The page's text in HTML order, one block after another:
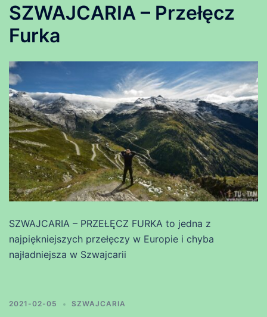
SZWAJCARIA – Przełęcz
Furka
SZWAJCARIA – PRZEŁĘCZ FURKA to jedna z
najpiękniejszych przełęczy w Europie i chyba
najładniejsza w Szwajcarii
2021-02-05 SZWAJCARIA